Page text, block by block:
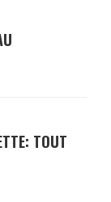
TOUT